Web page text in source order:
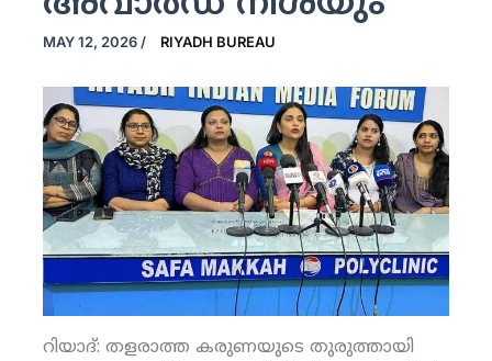
MAY 12, 2026 / RIYADH BUREAU
റിയാദ്: തളരാത്ത കരുണയുടെ തുരുത്തായി